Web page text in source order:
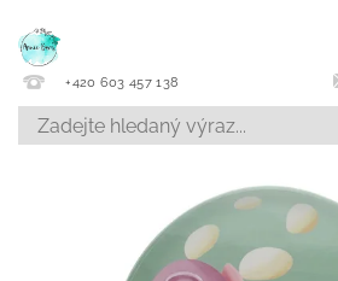
+420 603 457 138